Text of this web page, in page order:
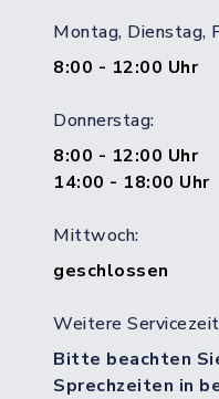
Montag, Dienstag,
8:00 - 12:00 Uhr
Donnerstag:
8:00 - 12:00 Uhr
14:00 - 18:00 Uhr
Mittwoch:
geschlossen
Weitere
Bitte beachten
Sprechzeiten in